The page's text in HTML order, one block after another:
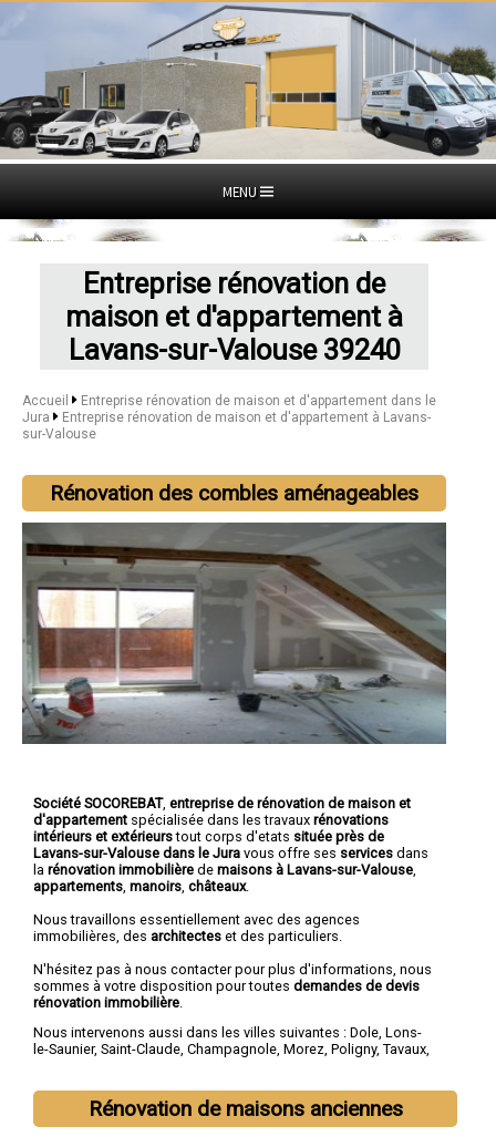
MENU
Entreprise rénovation de
maison et d'appartement à
Lavans-sur-Valouse 39240
Accueil
Entreprise rénovation de maison et d'appartement dans le
Jura
Entreprise rénovation de maison et d'appartement à Lavans-
sur-Valouse
Rénovation des combles aménageables
Société SOCOREBAT, entreprise de rénovation de maison et
d'appartement spécialisée dans les travaux rénovations
intérieurs et extérieurstout corps d'etats située près de
Lavans-sur-Valouse dans le Jura vous offre ses services dans
la rénovation immobilière de maisons à Lavans-sur-Valouse
appartements manoirs châteaux.
Nous travaillons essentiellement avec des agences
immobilières, des architectes et des particuliers.
N'hésitez pas à nous contacter pour plus d'informations, nous
sommes à votre disposition pour toutes demandes de devis
rénovation immobilière
Nous intervenons aussi dans les villes suivantes : Dole, Lons-
le-Saunier, Saint-Claude, Champagnole, Morez, Poligny, Tavaux,
Rénovation de maisons anciennes